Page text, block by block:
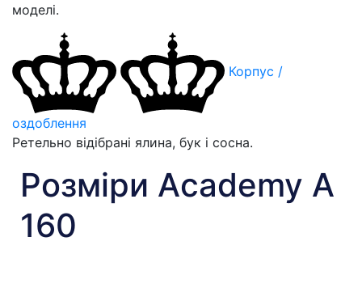
моделі.
Корпус /
оздоблення
Ретельно відібрані ялина, бук і сосна.
Розміри Academy A
160